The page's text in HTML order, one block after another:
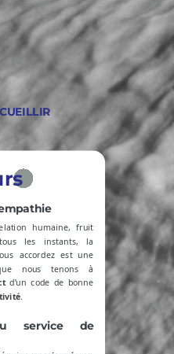
humaine, fruit
les instants, la
accordez est une
nous tenons à
d’un code de bonne
.
service de